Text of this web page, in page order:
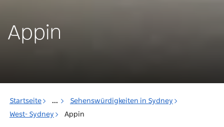
Appin
Startseite ...
Sehenswürdigkeiten in Sydney
West- Sydney
Appin